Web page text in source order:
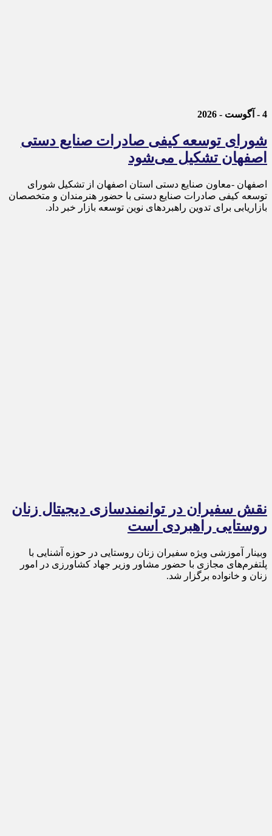
4 - آگوست - 2026
شورای توسعه کیفی صادرات صنایع دستی
اصفهان تشکیل می‌شود
اصفهان -معاون صنایع دستی استان اصفهان از تشکیل شورای
توسعه کیفی صادرات صنایع دستی با حضور هنرمندان و متخصصان
بازاریابی برای تدوین راهبردهای نوین توسعه بازار خبر داد.
نقش سفیران در توانمندسازی دیجیتال زنان
روستایی راهبردی است
وبینار آموزشی ویژه سفیران زنان روستایی در حوزه آشنایی با
پلتفرم‌های مجازی با حضور مشاور وزیر جهاد کشاورزی در امور
زنان و خانواده برگزار شد.